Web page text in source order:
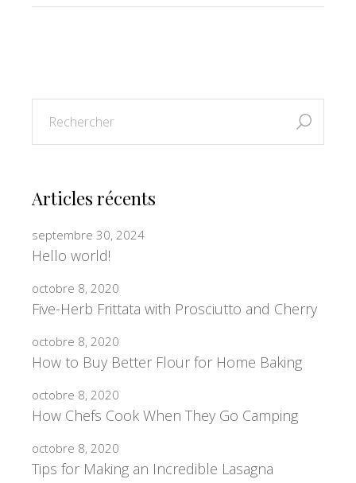
Articles récents
Hello world!
septembre 30, 2024
Five-Herb Frittata with Prosciutto and Cherry
octobre 8, 2020
How to Buy Better Flour for Home Baking
octobre 8, 2020
How Chefs Cook When They Go Camping
octobre 8, 2020
Tips for Making an Incredible Lasagna
octobre 8, 2020